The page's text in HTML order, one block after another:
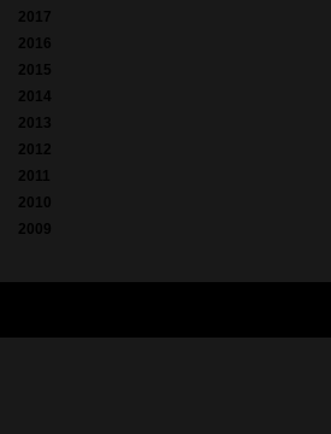
2017
2016
2015
2014
2013
2012
2011
2010
2009